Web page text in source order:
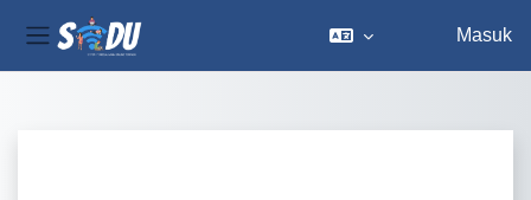
Panel samping
Masuk